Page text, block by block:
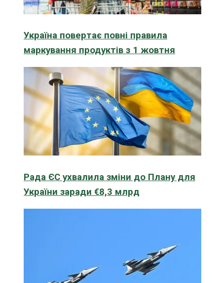
Україна повертає повні правила
маркування продуктів з 1 жовтня
Рада ЄС ухвалила зміни до Плану для
України заради €8,3 млрд